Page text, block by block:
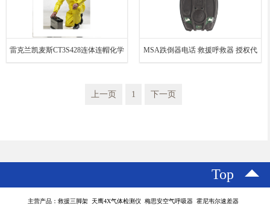
雷克兰凯麦斯CT3S428连体连帽化学 MSA跌倒器电话 救援呼救器 授权代
上一页 1 下一页
Top
主营产品：救援三脚架 天鹰4X气体检测仪 梅思安空气呼吸器 霍尼韦尔速差器